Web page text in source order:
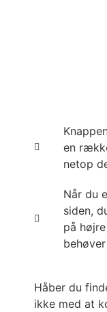
en
netop
Når du
siden,
på
Håber du
ikke med at